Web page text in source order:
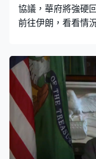
協議，華府將強硬
前往伊朗，看看情
派遣另一艘航空母
可能調派目前在亞
號，最快一周才抵